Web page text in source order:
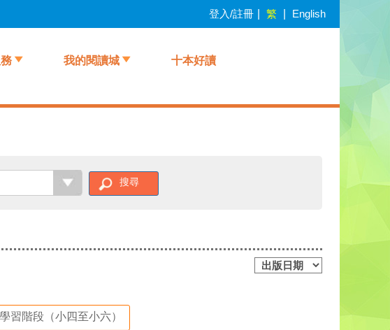
登入/註冊 繁 English
我的閱讀城 十本好讀
搜尋
習階段（小四至小六）